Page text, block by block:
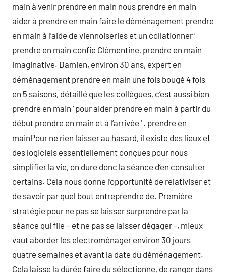
main à venir prendre en main nous prendre en main
aider à prendre en main faire le déménagement prendre
en main à l’aide de viennoiseries et un collationner ‘
prendre en main confie Clémentine, prendre en main
imaginative. Damien, environ 30 ans, expert en
déménagement prendre en main une fois bougé 4 fois
en 5 saisons, détaillé que les collègues, c’est aussi bien
prendre en main ‘ pour aider prendre en main à partir du
début prendre en main et à l’arrivée ‘ . prendre en
mainPour ne rien laisser au hasard, il existe des lieux et
des logiciels essentiellement conçues pour nous
simplifier la vie, on dure donc la séance d’en consulter
certains. Cela nous donne l’opportunité de relativiser et
de savoir par quel bout entreprendre de. Première
stratégie pour ne pas se laisser surprendre par la
séance qui file – et ne pas se laisser dégager -, mieux
vaut aborder les electroménager environ 30 jours
quatre semaines et avant la date du déménagement.
Cela laisse la durée faire du sélectionne, de ranger dans